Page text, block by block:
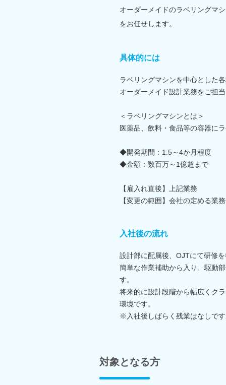
オーダーメイドのラベリングマ
をお任せします。
具体的には
ラベリングマシンを中心とした
オーダーメイド設計業務をご担
＜ラベリングマシンとは＞
医薬品、飲料・食品等の容器に
◆開発期間：1.5～4か月程度
◆金額：数百万～1億超まで
【雇入れ直後】上記業務
【変更の範囲】会社の定める業
入社後の流れ
設計部に配属後、OJTにて研修
簡単な作業補助から入り、駆動
す。
将来的に設計段階から幅広くク
環境です。
※入社後しばらく残業はなしで
対象となる方